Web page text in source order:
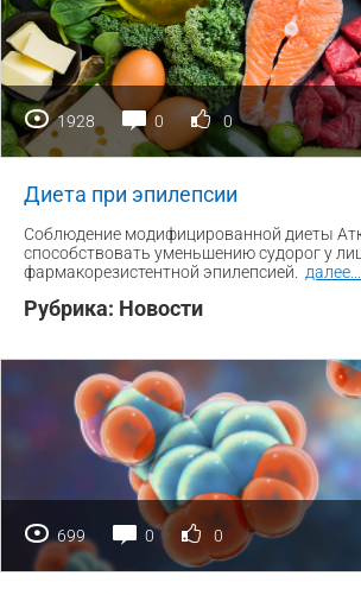
1928 0 0
Диета при эпилепсии
Соблюдение модифицированной диеты
способствовать уменьшению судорог у
фармакорезистентной эпилепсией.
далее
Рубрика: Новости
699 0 0